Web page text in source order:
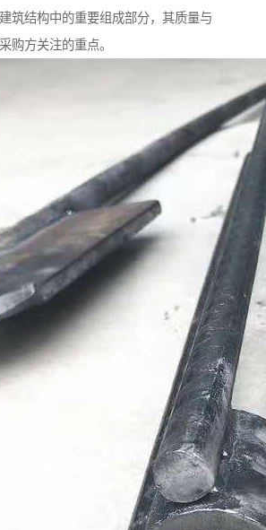
筑结构中的重要组成部分，其质量与
购方关注的重点。